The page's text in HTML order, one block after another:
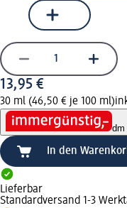
13,95 €
30 ml (46,50 € je 100 ml)
dm
In den
Lieferbar
Standardversand 1-3